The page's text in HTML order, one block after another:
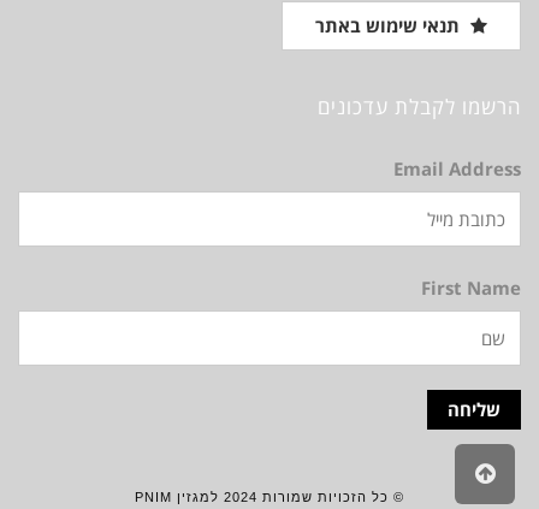
תנאי שימוש באתר
הרשמו לקבלת עדכונים
Email Address
First Name
© כל הזכויות שמורות 2024 למגזין PNIM
גלילה
לראש